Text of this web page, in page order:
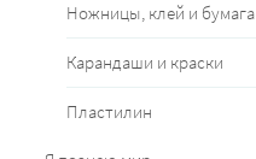
Ножницы, клей и бумага
Карандаши и краски
Пластилин